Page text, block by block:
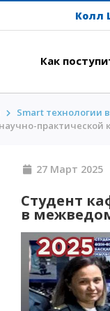
ЕНТ
Колл
Как
Smart технологии
практической
27 Март
Студент
в